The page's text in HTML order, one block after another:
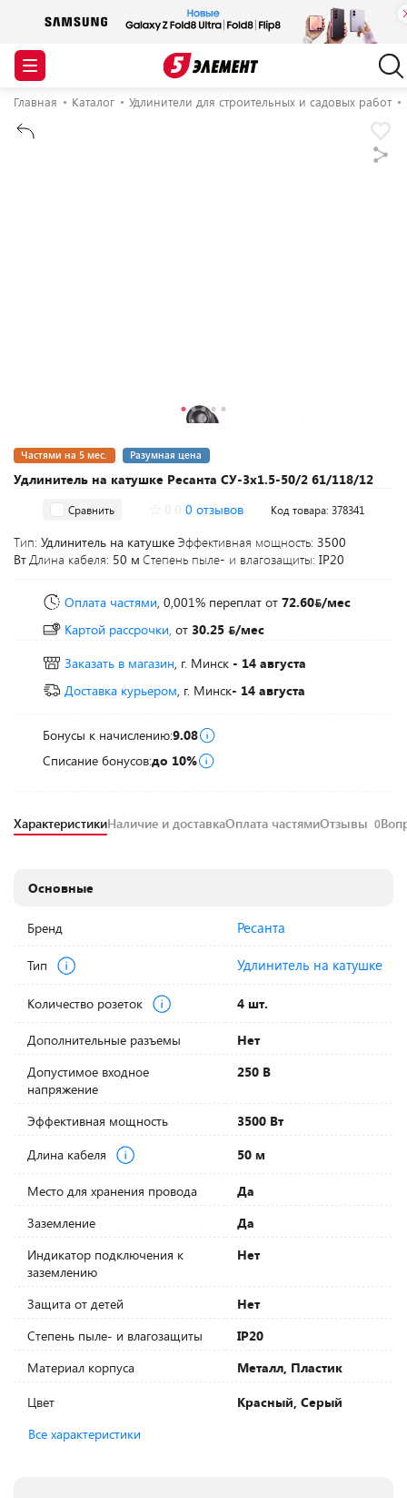
Главная Каталог Удлинители для строительных и садовых работ
Удлинитель на катушке Ресанта СУ-3x1.5-50/2 61/118/12
Частями на 5 мес. Разумная цена
Сравнить 0 отзывов Код товара: 378341
Тип: Удлинитель на катушке Эффективная мощность: 3500
ВтДлина кабеля: 50 м Степень пыле- и влагозащиты: IP20
Оплата частями, 0,001% переплат от 72.60 /мес
Картой рассрочки, от 30.25
/мес
Заказать в магазин, г. Минск - 14 августа
Доставка курьером, г. Минск- 14 августа
Бонусы к начислению:9.08
Списание бонусов:до 10%
ХарактеристикиНаличие и доставкаОплата частямиОтзывы 0
Основные
Бренд Ресанта
Тип Удлинитель на катушке
Количество розеток 4 шт.
Дополнительные разъемы
Нет
Допустимое входное
напряжение
250 В
Эффективная мощность
3500 Вт
Длина кабеля
50 м
Место для хранения провода
Да
Заземление
Да
Индикатор подключения к
заземлению
Нет
Защита от детей
Нет
Степень пыле- и влагозащиты
IP20
Материал корпуса
Металл, Пластик
Цвет
Красный, Серый
Все характеристики